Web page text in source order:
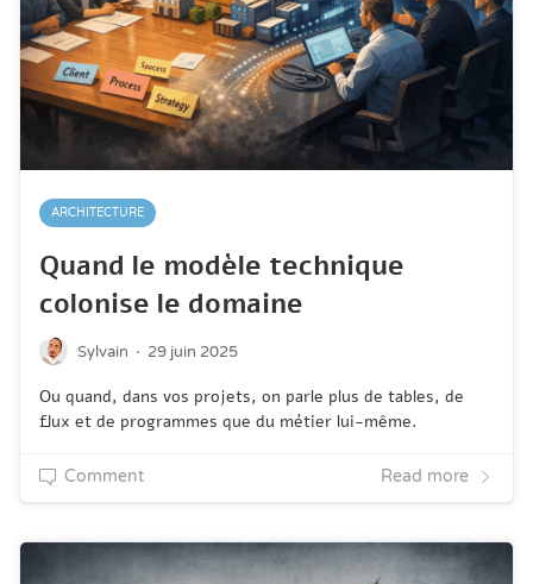
ARCHITECTURE
Quand le modèle technique
colonise le domaine
Sylvain · 29 juin 2025
Ou quand, dans vos projets, on parle plus de tables, de
flux et de programmes que du métier lui-même.
Comment Read more